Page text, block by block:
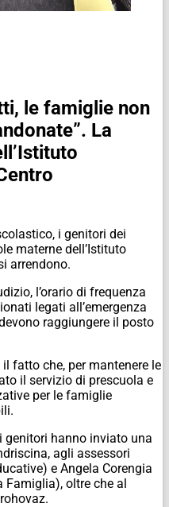
le famiglie non
La
i genitori dei
materne dell’Istituto
arrendono.
l’orario di frequenza
legati all’emergenza
raggiungere il posto
fatto che, per mantenere le
il servizio di prescuola e
per le famiglie
genitori hanno inviato una
agli assessori
e Angela Corengia
Famiglia), oltre che al